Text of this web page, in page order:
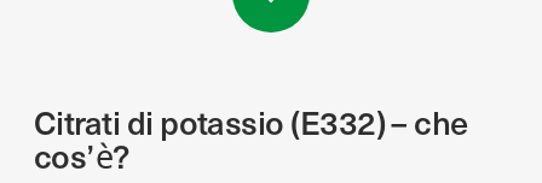
Citrati di potassio (E332) – che
cos’è?